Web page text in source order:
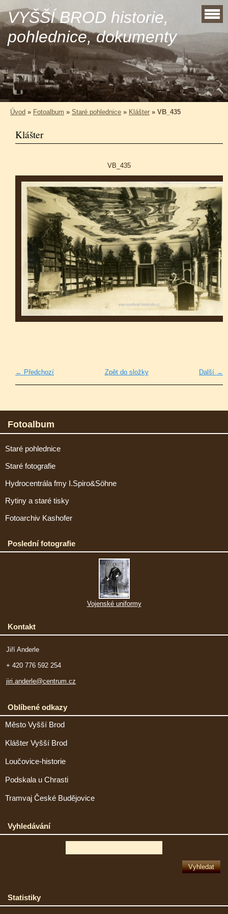
VYŠŠÍ BROD historie,
pohlednice, dokumenty
Úvod » Fotoalbum » Staré pohlednice » Klášter » VB_435
Klášter
VB_435
← Předchozí Další →
Zpět do složky
Fotoalbum
Staré pohlednice
Staré fotografie
Hydrocentrála fmy I.Spiro&Söhne
Rytiny a staré tisky
Fotoarchiv Kashofer
Poslední fotografie
Vojenské uniformy
Kontakt
Jiří Anderle
+ 420 776 592 254
jiri.anderle@centrum.cz
Oblíbené odkazy
Město Vyšší Brod
Klášter Vyšší Brod
Loučovice-historie
Podskala u Chrasti
Tramvaj České Budějovice
Vyhledávání
Statistiky